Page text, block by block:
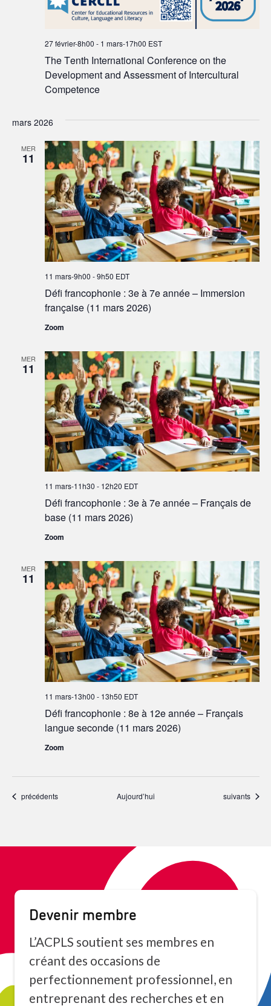
The Tenth International Conference on the
Development and Assessment of Intercultural
Competence
27 février-8h00 - 1 mars-17h00 EST
mars 2026
MER
11
Défi francophonie : 3e à 7e année – Immersion
française (11 mars 2026)
11 mars-9h00 -9h50 EDT
Zoom
MER
11
Défi francophonie : 3e à 7e année – Français de
base (11 mars 2026)
11 mars-11h30 - 12h20 EDT
Zoom
MER
11
Défi francophonie : 8e à 12e année – Français
langue seconde (11 mars 2026)
11 mars-13h00 - 13h50 EDT
Zoom
Événements
précédents Aujourd’hui Événements
suivants
Devenir membre
L’ACPLS soutient ses membres en
créant des occasions de
perfectionnement professionnel, en
entreprenant des recherches et en